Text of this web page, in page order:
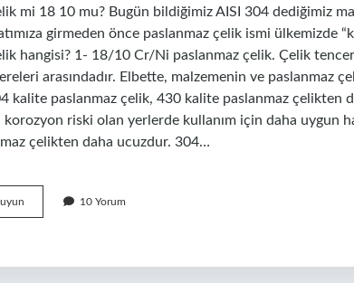
mi 18 10 mu? Bugün bildiğimiz AISI 304 dediğimiz
girmeden önce paslanmaz çelik ismi ülkemizde
hangisi? 1- 18/10 Cr/Ni paslanmaz çelik. Çelik
arasındadır. Elbette, malzemenin ve paslanmaz
kalite paslanmaz çelik, 430 kalite paslanmaz çelikten
korozyon riski olan yerlerde kullanım için daha uygun
çelikten daha ucuzdur. 304…
Çelik
10 Yorum